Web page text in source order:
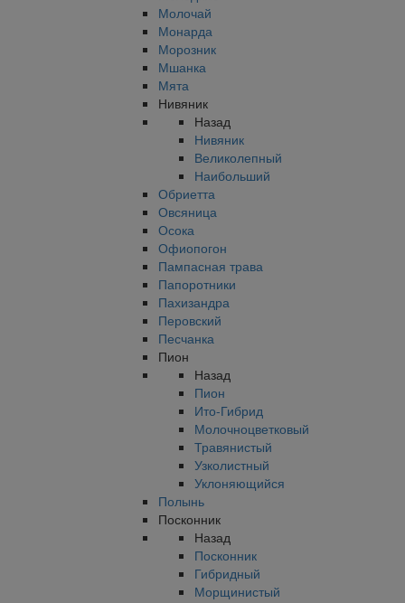
Молочай
Монарда
Морозник
Мшанка
Мята
Нивяник
Назад
Нивяник
Великолепный
Наибольший
Обриетта
Овсяница
Осока
Офиопогон
Пампасная трава
Папоротники
Пахизандра
Перовский
Песчанка
Пион
Назад
Пион
Ито-Гибрид
Молочноцветковый
Травянистый
Узколистный
Уклоняющийся
Полынь
Посконник
Назад
Посконник
Гибридный
Морщинистый